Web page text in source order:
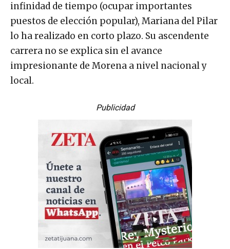
infinidad de tiempo (ocupar importantes
puestos de elección popular), Mariana del Pilar
lo ha realizado en corto plazo. Su ascendente
carrera no se explica sin el avance
impresionante de Morena a nivel nacional y
local.
Publicidad